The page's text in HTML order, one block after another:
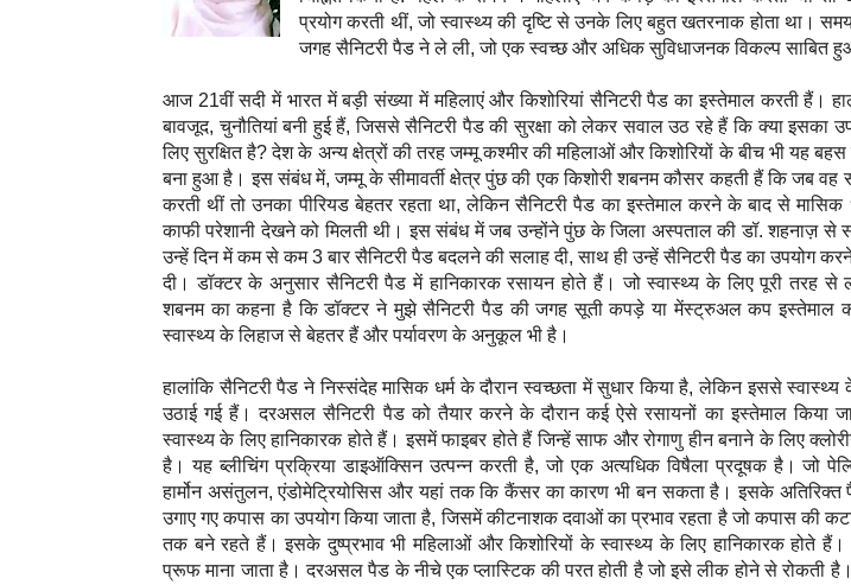
प्रयोग करती थीं, जो स्वास्थ्य की दृष्टि से उनके लिए बहुत खतरनाक होता था।
जगह सैनिटरी पैड ने ले ली, जो एक स्वच्छ और अधिक सुविधाजनक विकल्प साबित
आज 21वीं सदी में भारत में बड़ी संख्या में महिलाएं और किशोरियां सैनिटरी पैड का इस्तेमाल करती हैं।
बावजूद, चुनौतियां बनी हुई हैं, जिससे सैनिटरी पैड की सुरक्षा को लेकर सवाल उठ रहे हैं कि क्या इसका
लिए सुरक्षित है? देश के अन्य क्षेत्रों की तरह जम्मू कश्मीर की महिलाओं और किशोरियों के बीच भी यह बहस
बना हुआ है। इस संबंध में, जम्मू के सीमावर्ती क्षेत्र पुंछ की एक किशोरी शबनम कौसर कहती हैं कि जब वह
करती थीं तो उनका पीरियड बेहतर रहता था, लेकिन सैनिटरी पैड का इस्तेमाल करने के बाद से मासिक
काफी परेशानी देखने को मिलती थी। इस संबंध में जब उन्होंने पुंछ के जिला अस्पताल की डॉ. शहनाज़ से
उन्हें दिन में कम से कम 3 बार सैनिटरी पैड बदलने की सलाह दी, साथ ही उन्हें सैनिटरी पैड का उपयोग
दी। डॉक्टर के अनुसार सैनिटरी पैड में हानिकारक रसायन होते हैं। जो स्वास्थ्य के लिए पूरी तरह से
शबनम का कहना है कि डॉक्टर ने मुझे सैनिटरी पैड की जगह सूती कपड़े या मेंस्ट्रुअल कप इस्तेमाल
स्वास्थ्य के लिहाज से बेहतर हैं और पर्यावरण के अनुकूल भी है।
हालांकि सैनिटरी पैड ने निस्संदेह मासिक धर्म के दौरान स्वच्छता में सुधार किया है, लेकिन इससे स्वास्थ्य
उठाई गई हैं। दरअसल सैनिटरी पैड को तैयार करने के दौरान कई ऐसे रसायनों का इस्तेमाल किया
स्वास्थ्य के लिए हानिकारक होते हैं। इसमें फाइबर होते हैं जिन्हें साफ और रोगाणु हीन बनाने के लिए
है। यह ब्लीचिंग प्रक्रिया डाइऑक्सिन उत्पन्न करती है, जो एक अत्यधिक विषैला प्रदूषक है। जो
हार्मोन असंतुलन, एंडोमेट्रियोसिस और यहां तक कि कैंसर का कारण भी बन सकता है। इसके अतिरिक्त
उगाए गए कपास का उपयोग किया जाता है, जिसमें कीटनाशक दवाओं का प्रभाव रहता है जो कपास की
तक बने रहते हैं। इसके दुष्प्रभाव भी महिलाओं और किशोरियों के स्वास्थ्य के लिए हानिकारक होते
प्रूफ माना जाता है। दरअसल पैड के नीचे एक प्लास्टिक की परत होती है जो इसे लीक होने से रोकती